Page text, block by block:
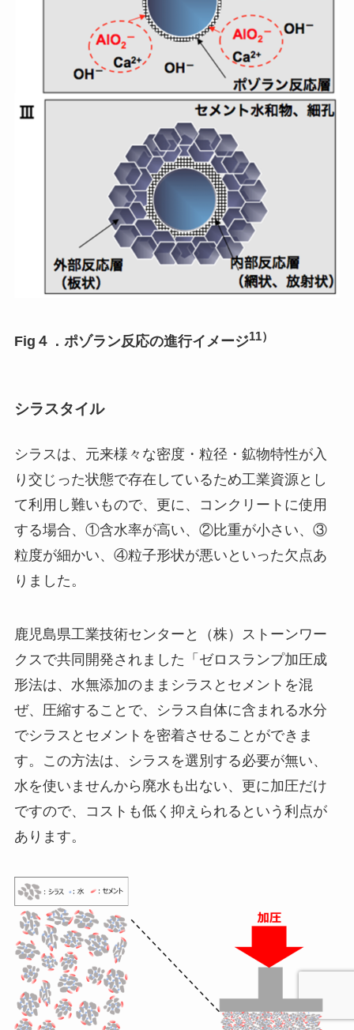
Fig４．ポゾラン反応の進行イメージ11）
シラスタイル
シラスは、元来様々な密度・粒径・鉱物特性が入
り交じった状態で存在しているため工業資源とし
て利用し難いもので、更に、コンクリートに使用
する場合、①含水率が高い、②比重が小さい、③
粒度が細かい、④粒子形状が悪いといった欠点あ
りました。
鹿児島県工業技術センターと（株）ストーンワー
クスで共同開発されました「ゼロスランプ加圧成
形法は、水無添加のままシラスとセメントを混
ぜ、圧縮することで、シラス自体に含まれる水分
でシラスとセメントを密着させることができま
す。この方法は、シラスを選別する必要が無い、
水を使いませんから廃水も出ない、更に加圧だけ
ですので、コストも低く抑えられるという利点が
あります。